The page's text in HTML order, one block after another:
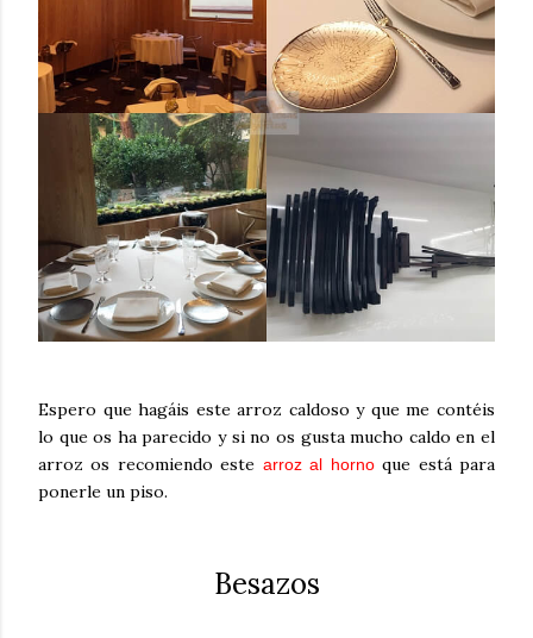
Espero que hagáis este arroz caldoso y que me contéis
lo que os ha parecido y si no os gusta mucho caldo en el
arroz os recomiendo este arroz al hornoque está para
ponerle un piso.
Besazos